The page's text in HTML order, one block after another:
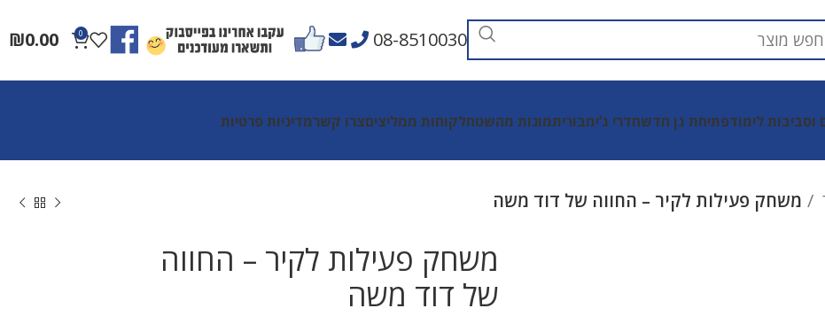
08-8510030
0
₪0.00
וסביבות לימודפתיחת גן חדשחדרי ג’ימבוריתמונות מהשטחלקוחות ממליציםצרו קשרמדיניות פרטיות
משחק פעילות לקיר – החווה של דוד משה
משחק פעילות לקיר – החווה
של דוד משה